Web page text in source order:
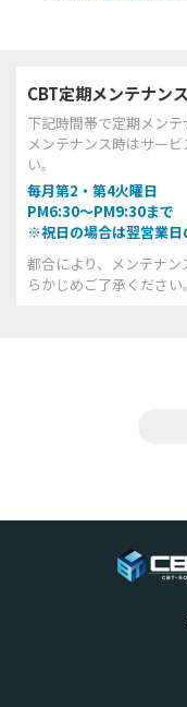
CBT定期メンテナンス
下記時間帯で定期メンテ
メンテナンス時はサー
い。
毎月第2・第4火曜日
PM6:30～PM9:30まで
※祝日の場合は翌営業日
都合により、メンテナ
らかじめご了承ください。